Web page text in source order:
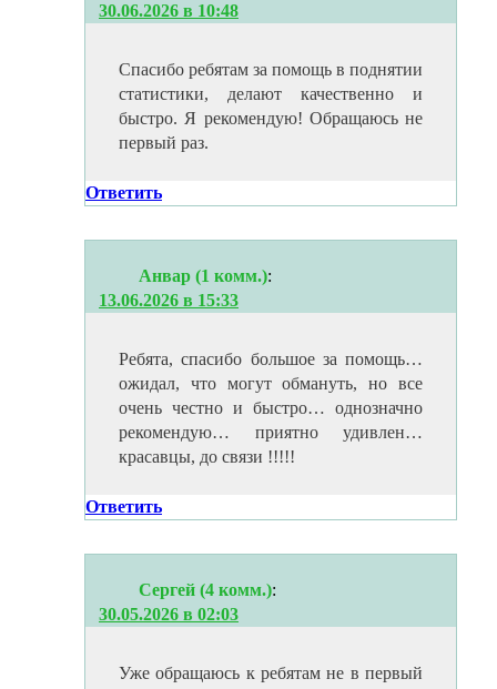
30.06.2026 в 10:48
Спасибо ребятам за помощь в поднятии
статистики, делают качественно и
быстро. Я рекомендую! Обращаюсь не
первый раз.
Ответить
Анвар (1 комм.):
13.06.2026 в 15:33
Ребята, спасибо большое за помощь…
ожидал, что могут обмануть, но все
очень честно и быстро… однозначно
рекомендую… приятно удивлен…
красавцы, до связи !!!!!
Ответить
Сергей (4 комм.):
30.05.2026 в 02:03
Уже обращаюсь к ребятам не в первый